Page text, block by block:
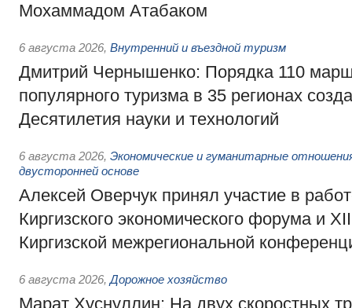
Мохаммадом Атабаком
6 августа 2026, Внутренний и въездной туризм
Дмитрий Чернышенко: Порядка 110
популярного туризма в 35 регионах
Десятилетия науки и технологий
6 августа 2026, Экономические и гуманитарные
двусторонней основе
Алексей Оверчук принял участие в
Киргизского экономического форума и
Киргизской межрегиональной
6 августа 2026, Дорожное хозяйство
Марат Хуснуллин: На двух скоростных